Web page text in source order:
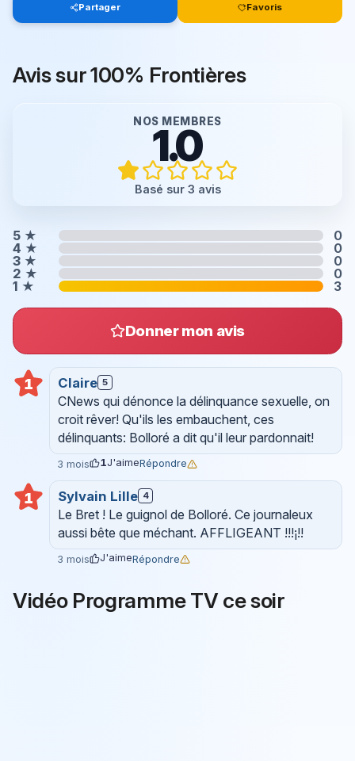
Partager Favoris
Avis sur 100% Frontières
NOS MEMBRES
1.0
Basé sur 3 avis
5 ★
0
4 ★
0
3 ★
0
2 ★
0
1 ★ 3
Donner mon avis
1 Claire 5
CNews qui dénonce la délinquance sexuelle, on
croit rêver! Qu'ils les embauchent, ces
délinquants: Bolloré a dit qu'il leur pardonnait!
3 mois 1J'aimeRépondre
1 Sylvain Lille 4
Le Bret ! Le guignol de Bolloré. Ce journaleux
aussi bête que méchant. AFFLIGEANT !!!¡!!
3 mois J'aimeRépondre
Vidéo Programme TV ce soir